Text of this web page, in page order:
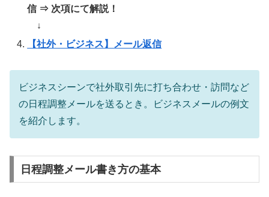
信 ⇒ 次項にて解説！
↓
【社外・ビジネス】メール返信
ビジネスシーンで社外取引先に打ち合わせ・訪問など
の日程調整メールを送るとき。ビジネスメールの例文
を紹介します。
日程調整メール書き方の基本